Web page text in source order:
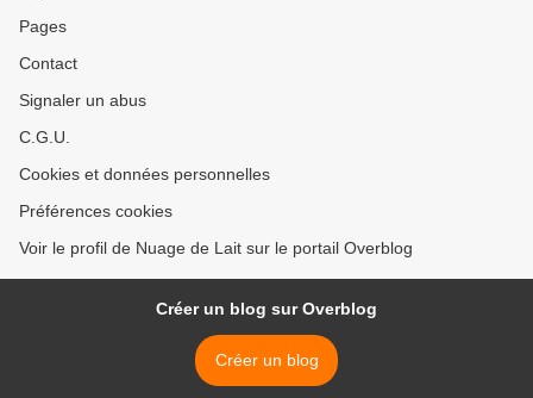
Pages
Contact
Signaler un abus
C.G.U.
Cookies et données personnelles
Préférences cookies
Voir le profil de Nuage de Lait sur le portail Overblog
Créer un blog sur Overblog
Créer un blog